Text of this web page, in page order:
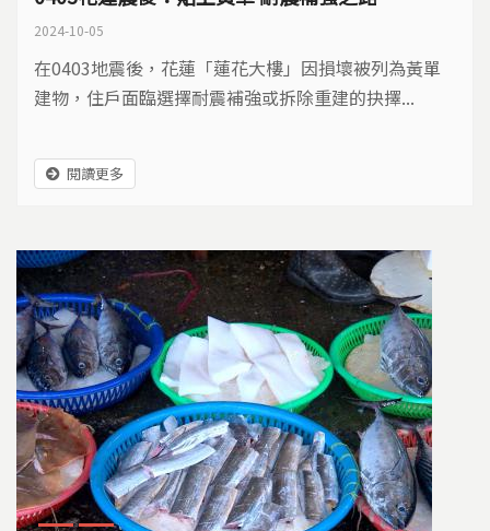
2024-10-05
在0403地震後，花蓮「蓮花大樓」因損壞被列為黃單
建物，住戶面臨選擇耐震補強或拆除重建的抉擇...
閱讀更多